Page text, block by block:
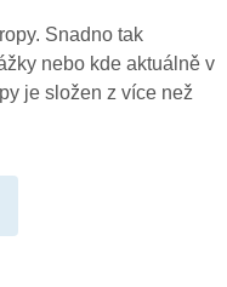
Snadno tak
nebo kde aktuálně v
je složen z více než